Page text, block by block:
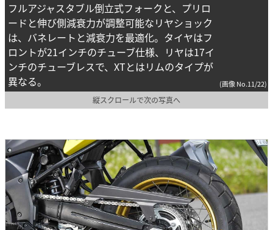
フルアジャスタブル倒立式フォークと、プリロ
ードと伸び側減衰力が調整可能なリヤショック
は、バネレートと減衰力を最適化。タイヤはフ
ロントが21インチのチューブ仕様、リヤは17イ
ンチのチューブレスで、XTとはリムのタイプが
異なる。
(画像 No.11/22)
縦スクロールで次の写真へ